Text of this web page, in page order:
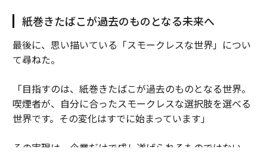
紙巻きたばこが過去のものとなる未来へ
最後に、思い描いている「スモークレスな世界」につい
て尋ねた。
「目指すのは、紙巻きたばこが過去のものとなる世界。
喫煙者が、自分に合ったスモークレスな選択肢を選べる
世界です。その変化はすでに始まっています」
その実現は一企業だけで成し遂げられるものではない。